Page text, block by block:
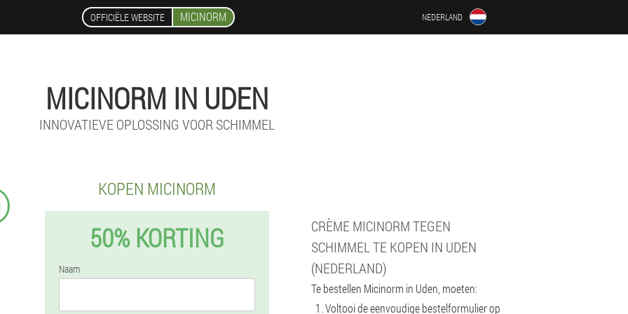
OFFICIËLE WEBSITE MICINORM NEDERLAND
MICINORM IN UDEN
INNOVATIEVE OPLOSSING VOOR SCHIMMEL
KOPEN MICINORM
50% KORTING
Naam
CRÈME MICINORM TEGEN
SCHIMMEL TE KOPEN IN UDEN
(NEDERLAND)
Te bestellen Micinorm in Uden, moeten:
Voltooi de eenvoudige bestelformulier op